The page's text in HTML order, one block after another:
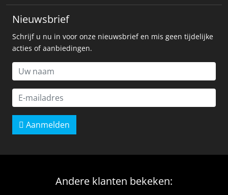
Nieuwsbrief
Schrijf u nu in voor onze nieuwsbrief en mis geen tijdelijke
acties of aanbiedingen.
Aanmelden
Andere klanten bekeken: